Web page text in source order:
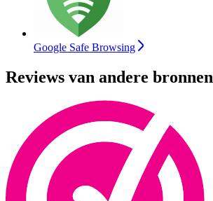
Google Safe Browsing
Reviews van andere bronnen